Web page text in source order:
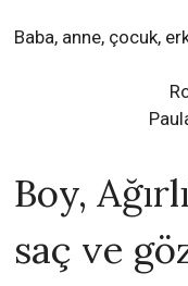
Baba, anne, çocuk,
Boy,
saç ve